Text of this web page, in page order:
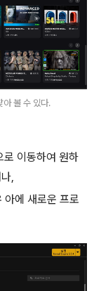
아 볼 수 있다.
로 이동하여 원하
,
아에 새로운 프로